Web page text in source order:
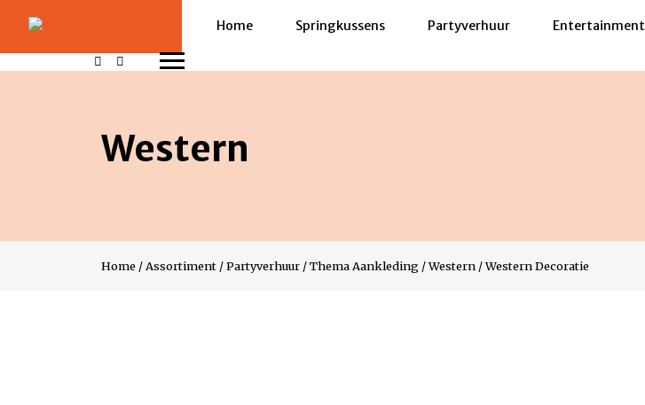
Home Springkussens Partyverhuur Entertainment
Western
Home /Assortiment /Partyverhuur /Thema Aankleding /Western /Western Decoratie